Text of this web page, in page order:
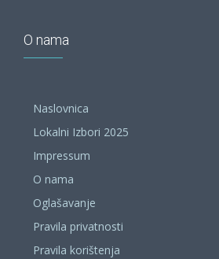
O nama
Naslovnica
Lokalni Izbori 2025
Impressum
O nama
Oglašavanje
Pravila privatnosti
Pravila korištenja